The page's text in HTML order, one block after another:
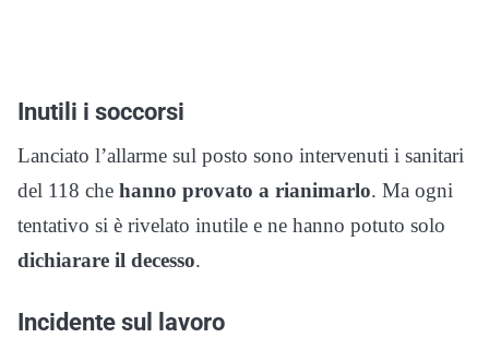
Inutili i soccorsi
Lanciato l’allarme sul posto sono intervenuti i sanitari
del 118 che hanno provato a rianimarlo. Ma ogni
tentativo si è rivelato inutile e ne hanno potuto solo
dichiarare il decesso.
Incidente sul lavoro